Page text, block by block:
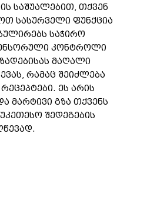
ის საშუალებით, თქვენ
სასურველი ფუნქცია
საჭირო
კონტროლი
მაღალი
რამაც შეიძლება
ეს არის
მარტივი გზა თქვენს
შედეგების